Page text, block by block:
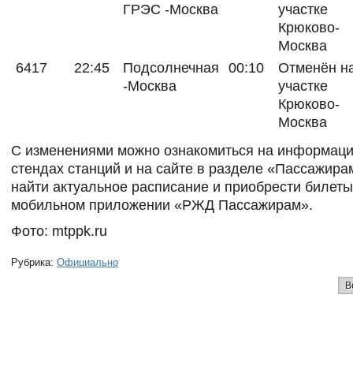
ГРЭС -Москва
участке
Крюково-
Москва
6417
22:45
Подсолнечная
-Москва
00:10
Отменён
участке
Крюково-
Москва
С изменениями можно ознакомиться на
стендах станций и на сайте в разделе
найти актуальное расписание и приобрести
мобильном приложении «РЖД Пассажирам».
Фото: mtppk.ru
Рубрика: Официально